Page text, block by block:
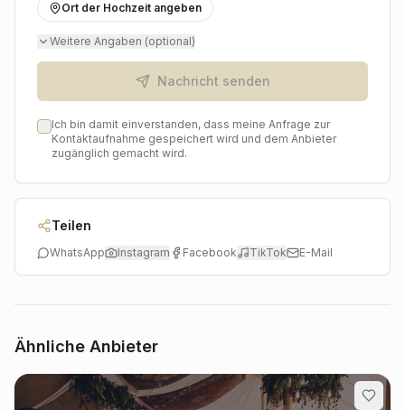
wird und Ihre Feier in Köln zu einem einmaligen Ereignis
werden.
Ort der Hochzeit angeben
Weitere Angaben (optional)
Nachricht senden
Ich bin damit einverstanden, dass meine Anfrage zur
Kontaktaufnahme gespeichert wird und dem Anbieter
zugänglich gemacht wird.
Teilen
WhatsApp Instagram Facebook TikTok E-Mail
Ähnliche Anbieter